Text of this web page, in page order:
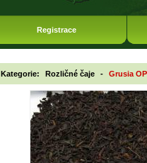
Registrace
Kategorie: Rozličné čaje - Grusia